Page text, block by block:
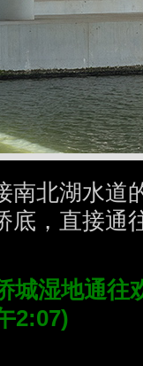
南北湖水道
底，直接通
城湿地通往
2:07)